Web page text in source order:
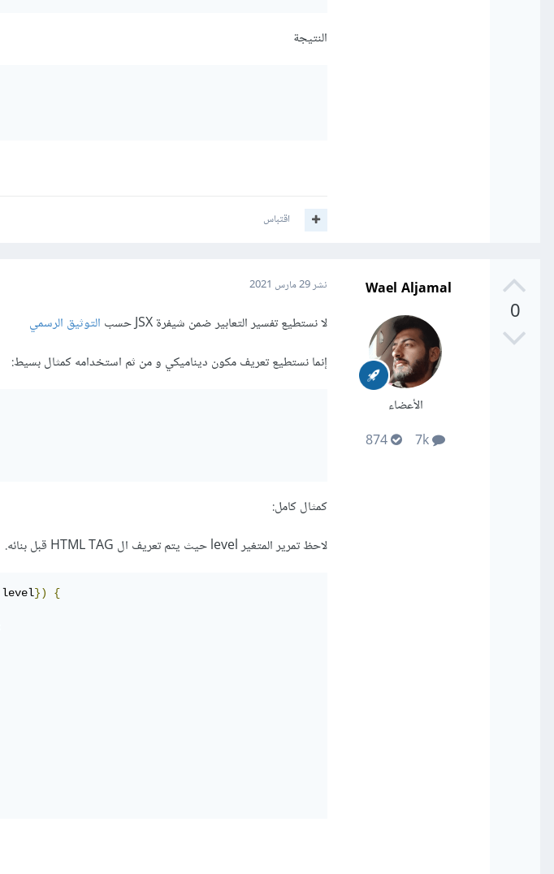
النتيجة
اقتباس
0
Wael Aljamal
الأعضاء
نشر29 مارس 2021
لا نستطيع تفسير التعابير ضمن شيفرة JSX حسب
التوثيق الرسمي
إنما نستطيع تعريف مكون ديناميكي و من ثم استخدامه كمثال بسيط:
كمثال كامل:
لاحظ تمرير المتغير level حيث يتم تعريف ال HTML TAG قبل بنائه.
level}) {